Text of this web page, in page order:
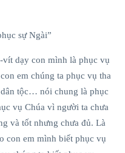
sự Ngài”
dạy con mình là phục vụ
em chúng ta phục vụ tha
tộc… nói chung là phục
vụ Chúa vì người ta chưa
và tốt nhưng chưa đủ. Là
con em mình biết phục vụ